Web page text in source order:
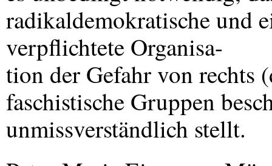
radikaldemokratische und
verpflichtete Organisa-
tion der Gefahr von rechts
faschistische Gruppen
unmissverständlich stellt.